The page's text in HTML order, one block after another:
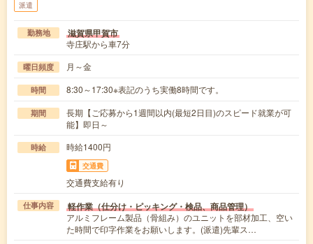
派遣
勤務地 滋賀県甲賀市
寺庄駅から車7分
曜日頻度 月～金
時間 8:30～17:30※表記のうち実働8時間です。
期間
長期【ご応募から1週間以内(最短2日目)のスピード就業が可
能】即日～
時給 時給1400円
交通費
交通費支給有り
仕事内容 軽作業（仕分け・ピッキング・検品、商品管理）
アルミフレーム製品（骨組み）のユニットを部材加工、空い
た時間で印字作業をお願いします。(派遣)先輩ス…